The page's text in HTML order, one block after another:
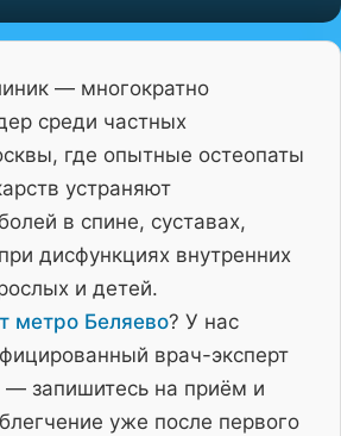
— многократно
среди частных
где опытные остеопаты
устраняют
в спине, суставах,
дисфункциях внутренних
и детей.
метро Беляево? У нас
врач-эксперт
запишитесь на приём и
уже после первого